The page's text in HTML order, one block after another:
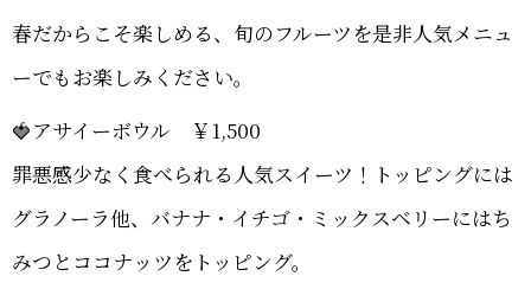
春だからこそ楽しめる、旬のフルーツを是非人気メニュ
ーでもお楽しみください。
🍓アサイーボウル ￥1,500
罪悪感少なく食べられる人気スイーツ！トッピングには
グラノーラ他、バナナ・イチゴ・ミックスベリーにはち
みつとココナッツをトッピング。